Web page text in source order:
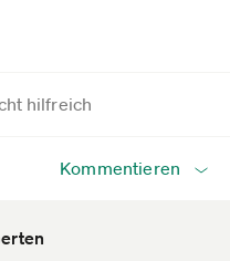
hilfreich
Kommentieren